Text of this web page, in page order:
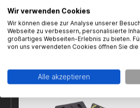
Spacer Membranblock Voca, Derbi/
AM6, 5mm, 5°, versch. Farben
Wir verwenden Cookies
Wir können diese zur Analyse unserer
Webseite zu verbessern, personalisierte
großartiges Webseiten-Erlebnis zu bieten.
von uns verwendeten Cookies öffnen Sie die
Alle akzeptieren